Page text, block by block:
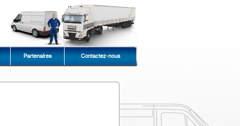
Partenaires Contactez-nous